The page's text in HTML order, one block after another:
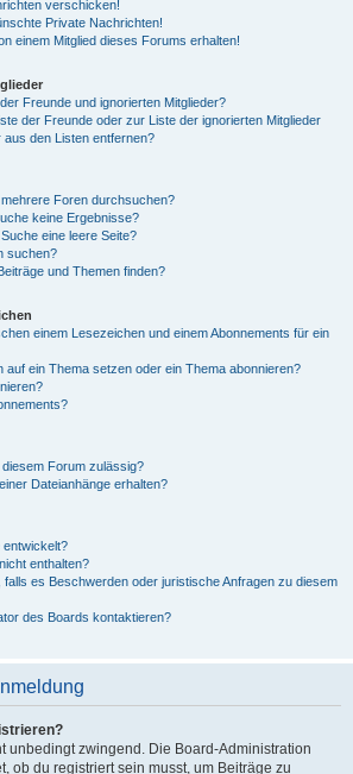
verschicken!
Private Nachrichten!
einem Mitglied dieses Forums erhalten!
Freunde und ignorierten Mitglieder?
der Freunde oder zur Liste der ignorierten Mitglieder
den Listen entfernen?
Foren durchsuchen?
keine Ergebnisse?
eine leere Seite?
suchen?
und Themen finden?
einem Lesezeichen und einem Abonnements für ein
auf ein Thema setzen oder ein Thema abonnieren?
Forum zulässig?
Dateianhänge erhalten?
entwickelt?
enthalten?
es Beschwerden oder juristische Anfragen zu diesem
des Boards kontaktieren?
unbedingt zwingend. Die Board-Administration
ob du registriert sein musst, um Beiträge zu